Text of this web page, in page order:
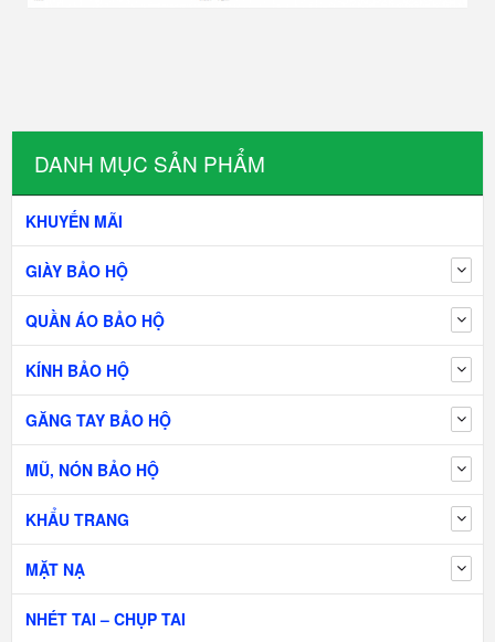
DANH MỤC SẢN PHẨM
KHUYẾN MÃI
GIÀY BẢO HỘ
QUẦN ÁO BẢO HỘ
KÍNH BẢO HỘ
GĂNG TAY BẢO HỘ
MŨ, NÓN BẢO HỘ
KHẨU TRANG
MẶT NẠ
NHÉT TAI – CHỤP TAI